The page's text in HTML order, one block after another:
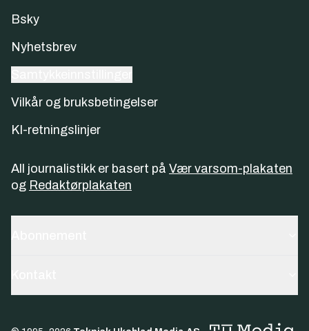
Bsky
Nyhetsbrev
Vilkår og bruksbetingelser
KI-retningslinjer
All journalistikk er basert på Vær varsom-plakaten
og Redaktørplakaten